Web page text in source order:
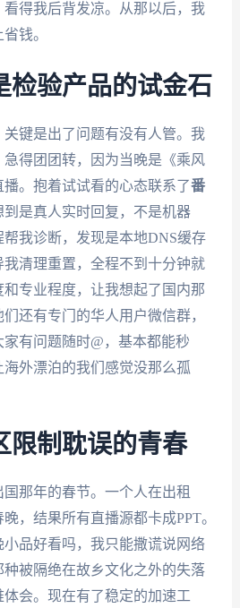
得我后背发凉。从那以后，我
钱。
检验产品的试金石
键是出了问题有没有人管。我
得团团转，因为当晚是《乘风
。抱着试试看的心态联系了番
是真人实时回复，不是机器
我诊断，发现是本地DNS缓存
清理重置，全程不到十分钟就
专业程度，让我想起了国内那
还有专门的华人用户微信群，
有问题随时@，基本都能秒
外漂泊的我们感觉没那么孤
限制耽误的青春
那年的春节。一个人在出租
，结果所有直播源都卡成PPT。
品好看吗，我只能撒谎说网络
被隔绝在故乡文化之外的失落
会。现在有了稳定的加速工